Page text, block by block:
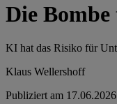
Die
KI hat das Risiko für
Klaus Wellershoff
Publiziert am